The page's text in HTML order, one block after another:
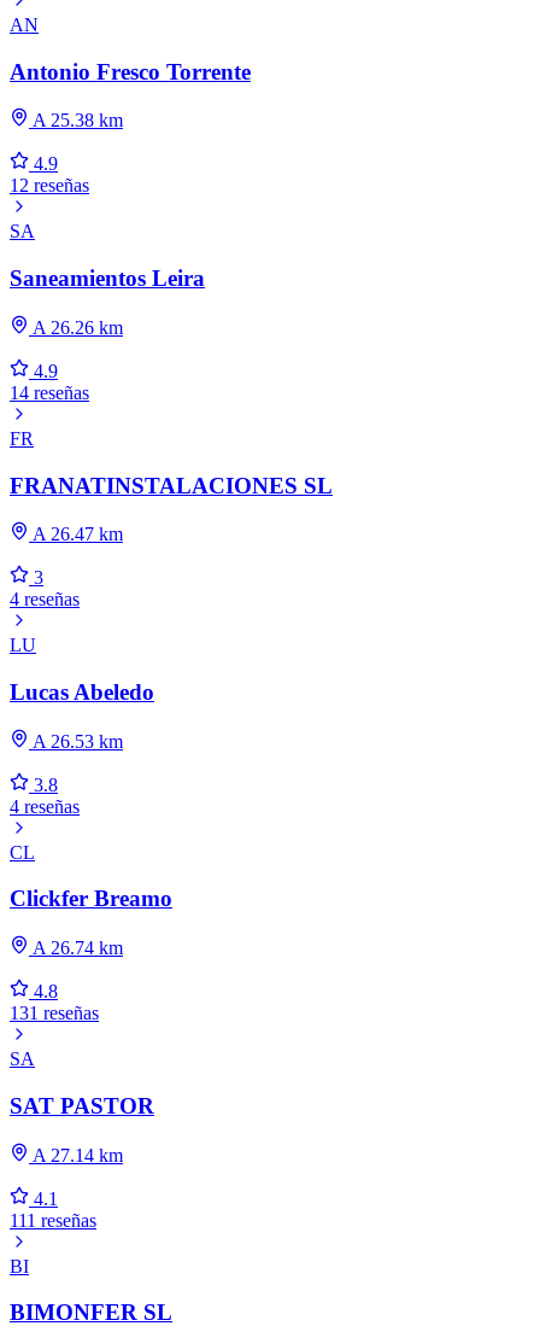
AN
Antonio Fresco Torrente
A 25.38 km
4.9
12 reseñas
SA
Saneamientos Leira
A 26.26 km
4.9
14 reseñas
FR
FRANATINSTALACIONES SL
A 26.47 km
3
4 reseñas
LU
Lucas Abeledo
A 26.53 km
3.8
4 reseñas
CL
Clickfer Breamo
A 26.74 km
4.8
131 reseñas
SA
SAT PASTOR
A 27.14 km
4.1
111 reseñas
BI
BIMONFER SL